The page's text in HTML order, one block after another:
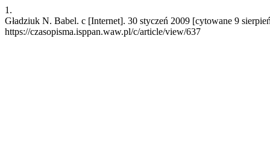
1.
Gładziuk N. Babel. c [Internet]. 30 styczeń 2009 [cytowane 9
https://czasopisma.isppan.waw.pl/c/article/view/637